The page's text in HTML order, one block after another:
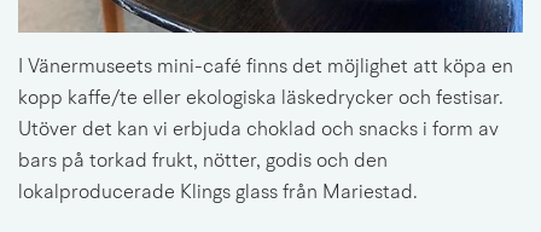
I Vänermuseets mini-café finns det möjlighet att köpa en
kopp kaffe/te eller ekologiska läskedrycker och festisar.
Utöver det kan vi erbjuda choklad och snacks i form av
bars på torkad frukt, nötter, godis och den
lokalproducerade Klings glass från Mariestad.